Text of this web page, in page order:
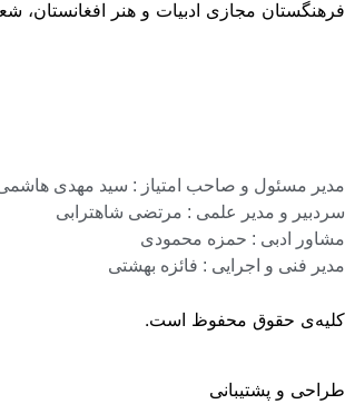
فرهنگستان مجازی ادبیات و هنر افغانستان،
مدیر مسئول و صاحب امتیاز : سید مهدی
سردبیر و مدیر علمی : مرتضی شاهترابی
مشاور ادبی : حمزه محمودی
مدیر فنی و اجرایی : فائزه بهشتی
کلیه‌ی حقوق محفوظ است.
طراحی و پشتیبانی